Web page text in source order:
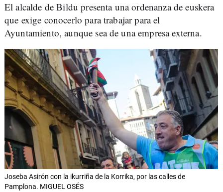
El alcalde de Bildu presenta una ordenanza de euskera
que exige conocerlo para trabajar para el
Ayuntamiento, aunque sea de una empresa externa.
Joseba Asirón con la ikurriña de la Korrika, por las calles de
Pamplona. MIGUEL OSÉS